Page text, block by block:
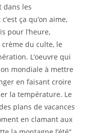
dans les
ça qu’on aime,
pour l’heure,
du culte, le
L’oeuvre qui
mondiale à mettre
en faisant croire
la température. Le
plans de vacances
en clamant aux